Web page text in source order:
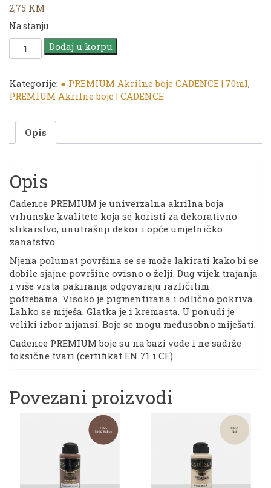
2,75 KM
Na stanju
CADENCE
|
Akrilna
boja
9052
Dark
Green
količina
Dodaj u korpu
Kategorije: ● PREMIUM Akrilne boje CADENCE | 70ml,
PREMIUM Akrilne boje | CADENCE
Opis
Opis
Cadence PREMIUM je univerzalna akrilna boja
vrhunske kvalitete koja se koristi za dekorativno
slikarstvo, unutrašnji dekor i opće umjetničko
zanatstvo.
Njena polumat površina se se može lakirati kako bi se
dobile sjajne površine ovisno o želji. Dug vijek trajanja
i više vrsta pakiranja odgovaraju različitim
potrebama. Visoko je pigmentirana i odlično pokriva.
Lahko se miješa. Glatka je i kremasta. U ponudi je
veliki izbor nijansi. Boje se mogu međusobno miješati.
Cadence PREMIUM boje su na bazi vode i ne sadrže
toksične tvari (certifikat EN 71 i CE).
Povezani proizvodi